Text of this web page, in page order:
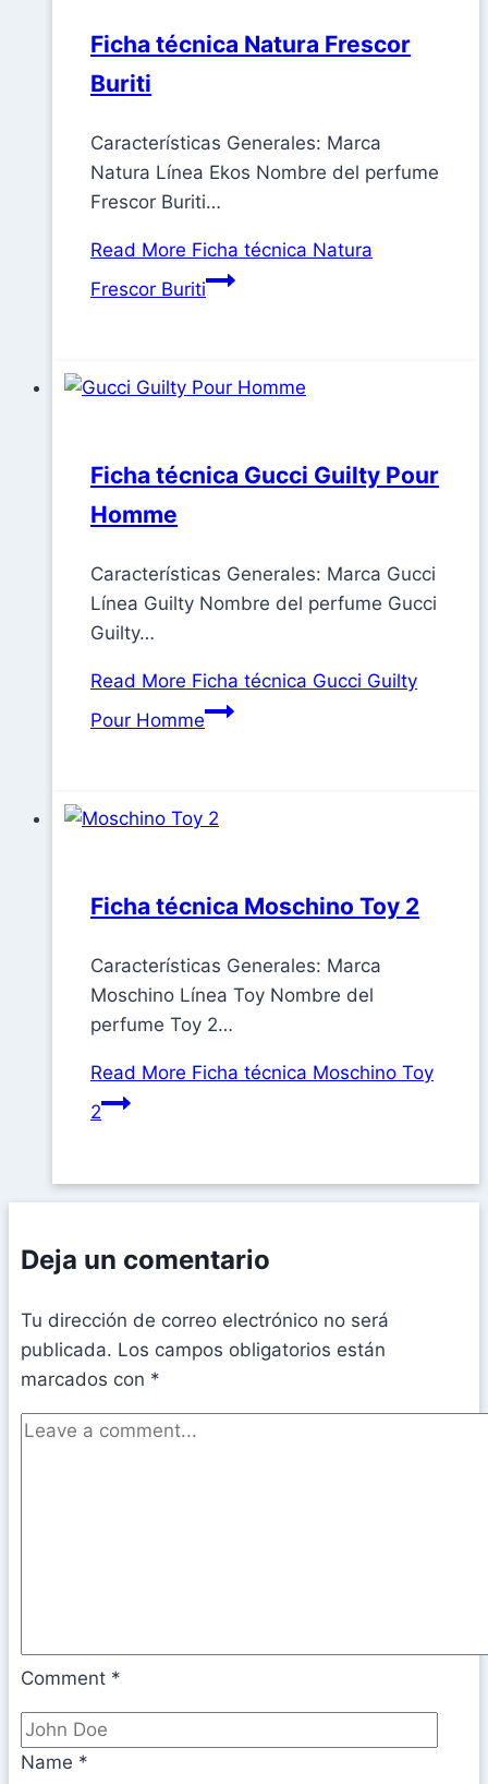
Ficha técnica Natura Frescor
Buriti
Características Generales: Marca
Natura Línea Ekos Nombre del perfume
Frescor Buriti…
Read More Ficha técnica Natura
Frescor Buriti
Ficha técnica Gucci Guilty Pour
Homme
Características Generales: Marca Gucci
Línea Guilty Nombre del perfume Gucci
Guilty…
Read More Ficha técnica Gucci Guilty
Pour Homme
Ficha técnica Moschino Toy 2
Características Generales: Marca
Moschino Línea Toy Nombre del
perfume Toy 2…
Read More Ficha técnica Moschino Toy
2
Deja un comentario
Tu dirección de correo electrónico no será
publicada. Los campos obligatorios están
marcados con *
Comment *
Name *